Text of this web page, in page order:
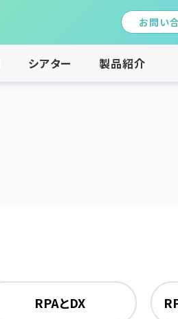
シアター 製品紹介
お問い
RPAとDX